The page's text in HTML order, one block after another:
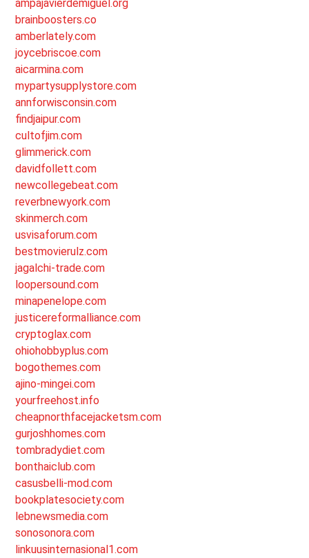
ampajavierdemiguel.org
brainboosters.co
amberlately.com
joycebriscoe.com
aicarmina.com
mypartysupplystore.com
annforwisconsin.com
findjaipur.com
cultofjim.com
glimmerick.com
davidfollett.com
newcollegebeat.com
reverbnewyork.com
skinmerch.com
usvisaforum.com
bestmovierulz.com
jagalchi-trade.com
loopersound.com
minapenelope.com
justicereformalliance.com
cryptoglax.com
ohiohobbyplus.com
bogothemes.com
ajino-mingei.com
yourfreehost.info
cheapnorthfacejacketsm.com
gurjoshhomes.com
tombradydiet.com
bonthaiclub.com
casusbelli-mod.com
bookplatesociety.com
lebnewsmedia.com
sonosonora.com
linkuusinternasional1.com